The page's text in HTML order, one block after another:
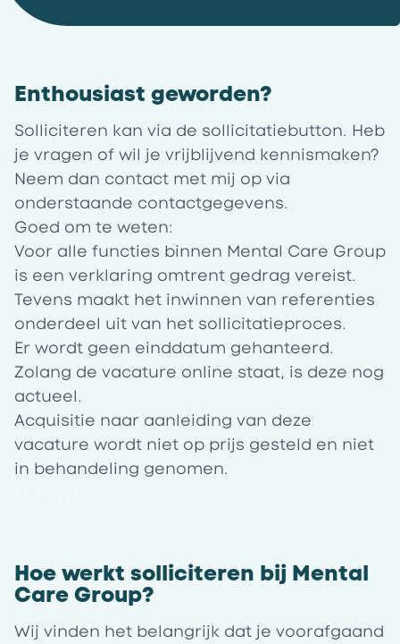
Enthousiast geworden?
Solliciteren kan via de sollicitatiebutton. Heb
je vragen of wil je vrijblijvend kennismaken?
Neem dan contact met mij op via
onderstaande contactgegevens.
Goed om te weten:
Voor alle functies binnen Mental Care Group
is een verklaring omtrent gedrag vereist.
Tevens maakt het inwinnen van referenties
onderdeel uit van het sollicitatieproces.
Er wordt geen einddatum gehanteerd.
Zolang de vacature online staat, is deze nog
actueel.
Acquisitie naar aanleiding van deze
vacature wordt niet op prijs gesteld en niet
in behandeling genomen.
Hoe werkt solliciteren bij Mental
Care Group?
Wij vinden het belangrijk dat je voorafgaand